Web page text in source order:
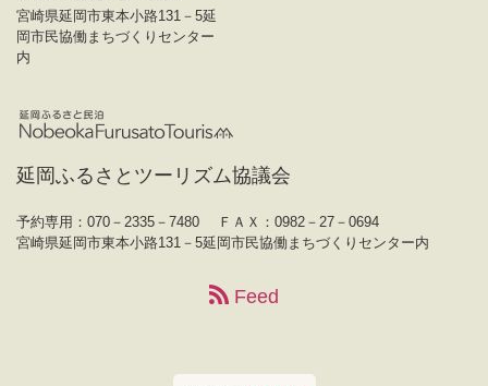
宮崎県延岡市東本小路131－5延
岡市民協働まちづくりセンター
内
延岡ふるさとツーリズム協議会
予約専用：070－2335－7480
ＦＡＸ：0982－27－0694
宮崎県延岡市東本小路131－5延岡市民協働まちづくりセンター内
Feed